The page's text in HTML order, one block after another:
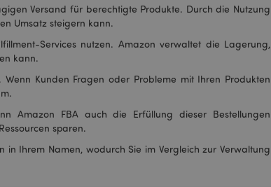
Versand für berechtigte Produkte. Durch die Nutzung
Umsatz steigern kann.
Services nutzen. Amazon verwaltet die Lagerung,
kann.
Kunden Fragen oder Probleme mit Ihren Produkten
Amazon FBA auch die Erfüllung dieser Bestellungen
sparen.
Ihrem Namen, wodurch Sie im Vergleich zur Verwaltung